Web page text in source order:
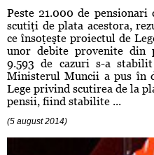
Peste 21.000 de
scutiţi de plata acestora,
ce însoţeşte proiectul de
unor debite provenite din
9.593 de cazuri s-a
Ministerul Muncii a pus în
Lege privind scutirea de la
pensii, fiind stabilite ...
(5 august 2014)